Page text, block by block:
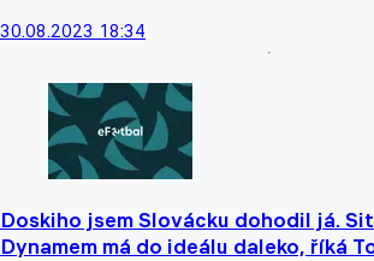
30.08.2023 18:34
Doskiho jsem Slovácku dohodil já.
Dynamem má do ideálu daleko, říká